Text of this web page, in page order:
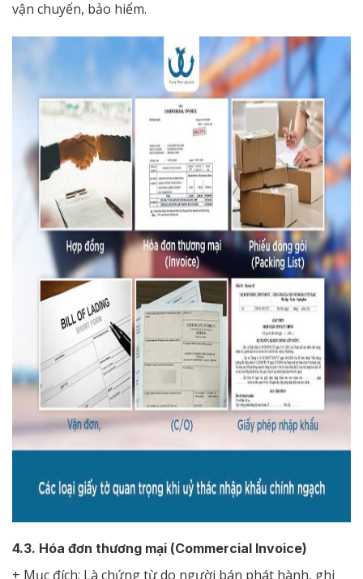
vận chuyển, bảo hiểm.
4.3. Hóa đơn thương mại (Commercial Invoice)
+ Mục đích: Là chứng từ do người bán phát hành, ghi